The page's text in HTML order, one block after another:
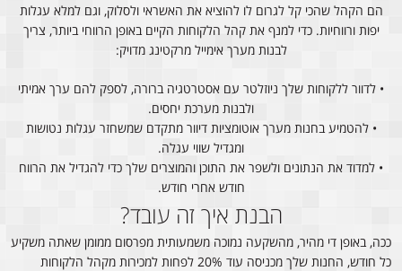
הם הקהל שהכי קל לגרום לו להוציא את האשראי ולסלוק, וגם למלא עגלות
יפות ורווחיות. כדי למנף את קהל הלקוחות הקיים באופן הרווחי ביותר, צריך
לבנות מערך אימייל מרקטינג מדויק:
• לדוור ללקוחות שלך ניוזלטר עם אסטרטגיה ברורה, לספק להם ערך אמיתי
ולבנות מערכת יחסים.
• להטמיע בחנות מערך אוטומציות דיוור מתקדם שמשחזר עגלות נטושות
ומגדיל שווי עגלה.
• למדוד את הנתונים ולשפר את התוכן והמוצרים שלך כדי להגדיל את הרווח
חודש אחרי חודש.
הבנת איך זה עובד?
ככה, באופן די מהיר, מהשקעה נמוכה משמעותית מפרסום ממומן שאתה משקיע
כל חודש, החנות שלך מכניסה עוד 20% לפחות למכירות מקהל הלקוחות